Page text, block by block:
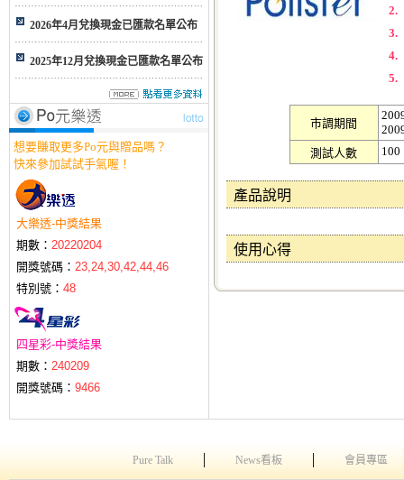
2026年4月兌換現金已匯款名單公布
2025年12月兌換現金已匯款名單公布
想要賺取更多Po元與贈品嗎？
快來參加試試手氣喔！
大樂透-中獎結果
期數： 20220204
開獎號碼： 23,24,30,42,44,46
特別號： 48
四星彩-中獎結果
期數： 240209
開獎號碼： 9466
2.
3.
4.
5.
市調期間
測試人數
100
產品說明
使用心得
Pure Talk News看板 會員專區